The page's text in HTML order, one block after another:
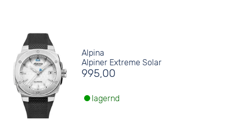
Alpina
Alpiner Extreme Solar
995,00
lagernd